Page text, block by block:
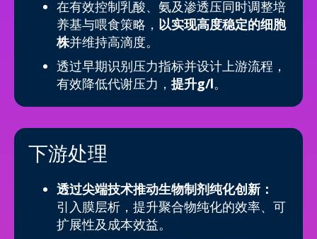
在有效控制乳酸、氨及渗透压同时调整培
养基与喂食策略， 以实现高度稳定的细胞
株并维持高滴度。
透过早期识别压力指标并设计上游流程，
有效降低代谢压力， 提升g/l。
下游处理
透过尖端技术推动生物制剂纯化创新：
引入膜层析，提升聚合物纯化的效率、可
扩展性及成本效益。